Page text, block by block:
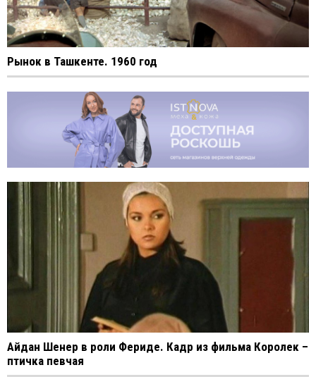
Рынок в Ташкенте. 1960 год
Айдан Шенер в роли Фериде. Кадр из фильма Королек –
птичка певчая